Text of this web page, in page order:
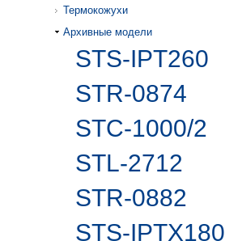
Термокожухи
Архивные модели
STS-IPT260
STR-0874
STC-1000/2
STL-2712
STR-0882
STS-IPTX180